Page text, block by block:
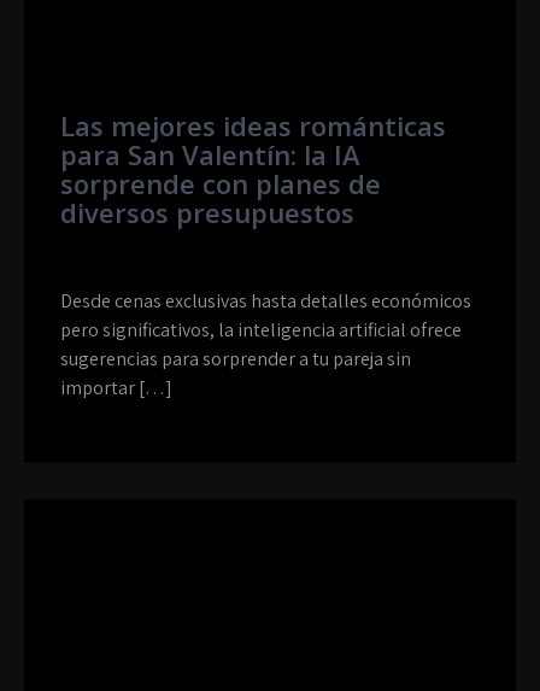
Las mejores ideas románticas
para San Valentín: la IA
sorprende con planes de
diversos presupuestos
Desde cenas exclusivas hasta detalles económicos
pero significativos, la inteligencia artificial ofrece
sugerencias para sorprender a tu pareja sin
importar […]